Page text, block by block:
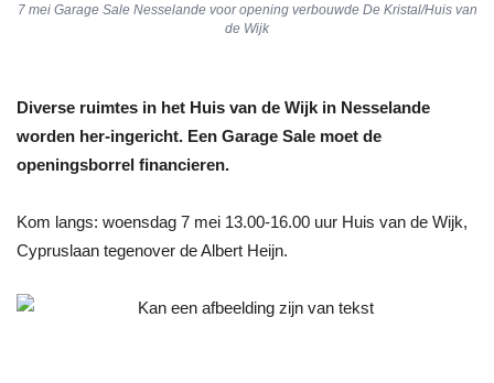
7 mei Garage Sale Nesselande voor opening verbouwde De Kristal/Huis van
de Wijk
Diverse ruimtes in het Huis van de Wijk in Nesselande
worden her-ingericht. Een Garage Sale moet de
openingsborrel financieren.
Kom langs: woensdag 7 mei 13.00-16.00 uur Huis van de Wijk,
Cypruslaan tegenover de Albert Heijn.